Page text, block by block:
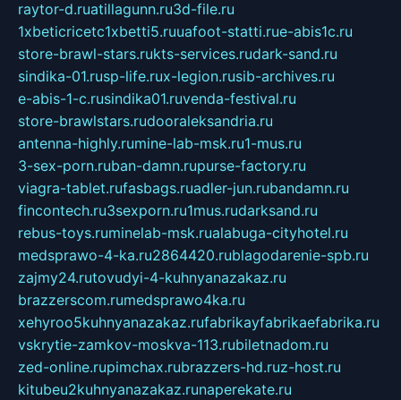
raytor-d.ruatillagunn.ru3d-file.ru
1xbeticricetc1xbetti5.ruuafoot-statti.rue-abis1c.ru
store-brawl-stars.rukts-services.rudark-sand.ru
sindika-01.rusp-life.rux-legion.rusib-archives.ru
e-abis-1-c.rusindika01.ruvenda-festival.ru
store-brawlstars.rudooraleksandria.ru
antenna-highly.rumine-lab-msk.ru1-mus.ru
3-sex-porn.ruban-damn.rupurse-factory.ru
viagra-tablet.rufasbags.ruadler-jun.rubandamn.ru
fincontech.ru3sexporn.ru1mus.rudarksand.ru
rebus-toys.ruminelab-msk.rualabuga-cityhotel.ru
medsprawo-4-ka.ru2864420.rublagodarenie-spb.ru
zajmy24.rutovudyi-4-kuhnyanazakaz.ru
brazzerscom.rumedsprawo4ka.ru
xehyroo5kuhnyanazakaz.rufabrikayfabrikaefabrika.ru
vskrytie-zamkov-moskva-113.rubiletnadom.ru
zed-online.rupimchax.rubrazzers-hd.ruz-host.ru
kitubeu2kuhnyanazakaz.runaperekate.ru